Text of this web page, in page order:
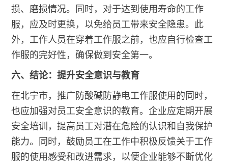
损、磨损情况。同时，对于达到使用寿命的工作
服，应及时更换，以免给员工带来安全隐患。此
外，工作人员在穿着工作服之前，也应自行检查工
作服的完好性，确保做到安全第一。
六、结论：提升安全意识与教育
在北宁市，推广防酸碱防静电工作服使用的同时，
也应加强对员工安全意识的教育。企业应定期开展
安全培训，提高员工对潜在危险的认识和自我保护
能力。同时，鼓励员工在工作中积极反馈关于工作
服的使用感受和改进需求，以便企业能够不断优化